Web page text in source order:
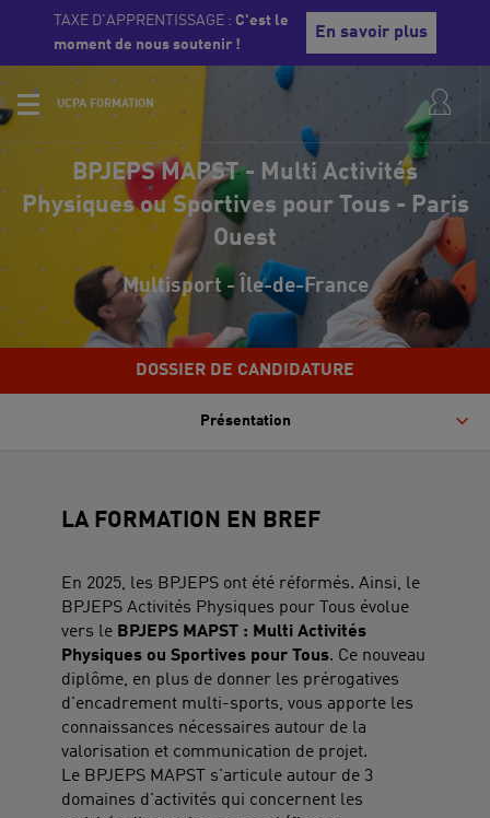
TAXE D'APPRENTISSAGE : C'est le
moment de nous soutenir !
En savoir plus
UCPA FORMATION
BPJEPS MAPST - Multi Activités
Physiques ou Sportives pour Tous - Paris
Ouest
Multisport - Île-de-France
DOSSIER DE CANDIDATURE
Présentation
LA FORMATION EN BREF
En 2025, les BPJEPS ont été réformés. Ainsi, le
BPJEPS Activités Physiques pour Tous évolue
vers le BPJEPS MAPST : Multi Activités
Physiques ou Sportives pour Tous. Ce nouveau
diplôme, en plus de donner les prérogatives
d'encadrement multi-sports, vous apporte les
connaissances nécessaires autour de la
valorisation et communication de projet.
Le BPJEPS MAPST s'articule autour de 3
domaines d'activités qui concernent les